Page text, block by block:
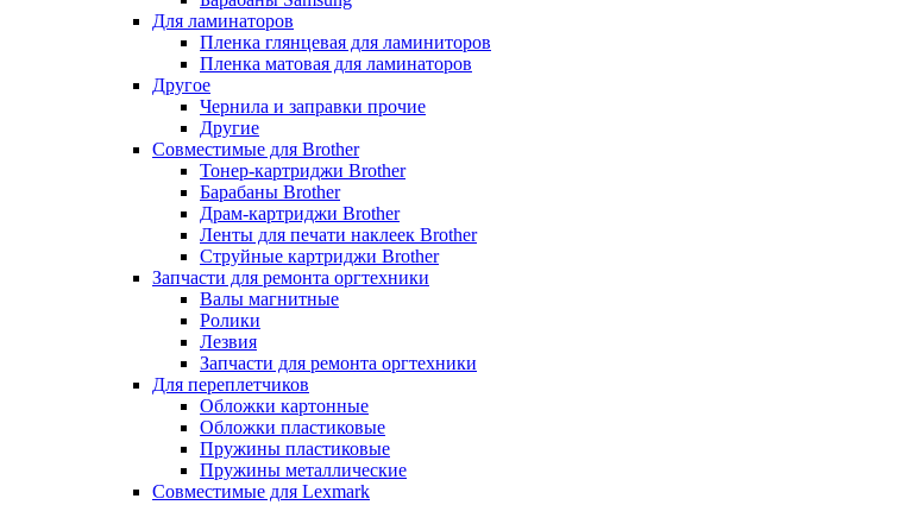
Для ламинаторов
Пленка глянцевая для ламиниторов
Пленка матовая для ламинаторов
Другое
Чернила и заправки прочие
Другие
Совместимые для Brother
Тонер-картриджи Brother
Барабаны Brother
Драм-картриджи Brother
Ленты для печати наклеек Brother
Струйные картриджи Brother
Запчасти для ремонта оргтехники
Валы магнитные
Ролики
Лезвия
Запчасти для ремонта оргтехники
Для переплетчиков
Обложки картонные
Обложки пластиковые
Пружины пластиковые
Пружины металлические
Совместимые для Lexmark